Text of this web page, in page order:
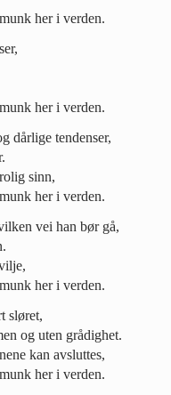
her i verden.
her i verden.
dårlige tendenser,
sinn,
her i verden.
vei han bør gå,
her i verden.
sløret,
og uten grådighet.
kan avsluttes,
her i verden.